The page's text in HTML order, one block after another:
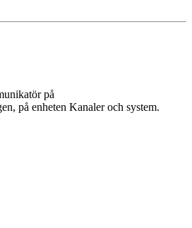
på
på enheten Kanaler och system.